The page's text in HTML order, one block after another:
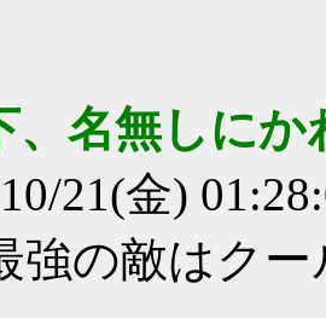
、名無しに
21(金)
強の敵はク